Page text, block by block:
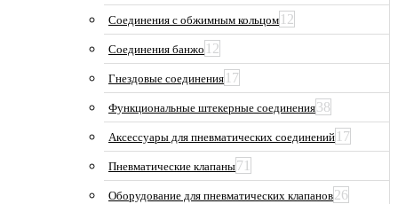
Соединения с обжимным кольцом 12
Соединения банжо 12
Гнездовые соединения 17
Функциональные штекерные соединения38
Аксессуары для пневматических соединений 17
Пневматические клапаны71
Оборудование для пневматических клапанов26